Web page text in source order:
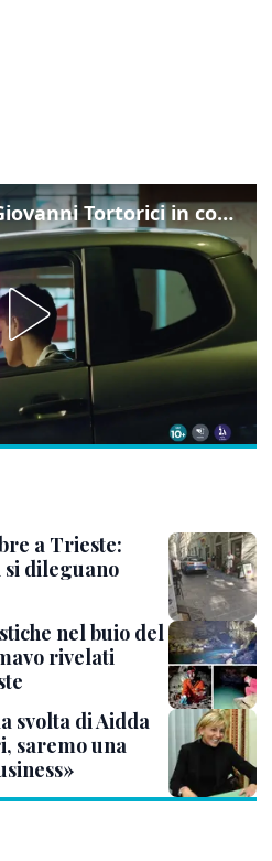
Ketticè diretto da Giovanni Tortorici in concorso al Locarno Film Festival
a Trieste:
dileguano
nel buio del
rivelati
svolta di Aidda
saremo una